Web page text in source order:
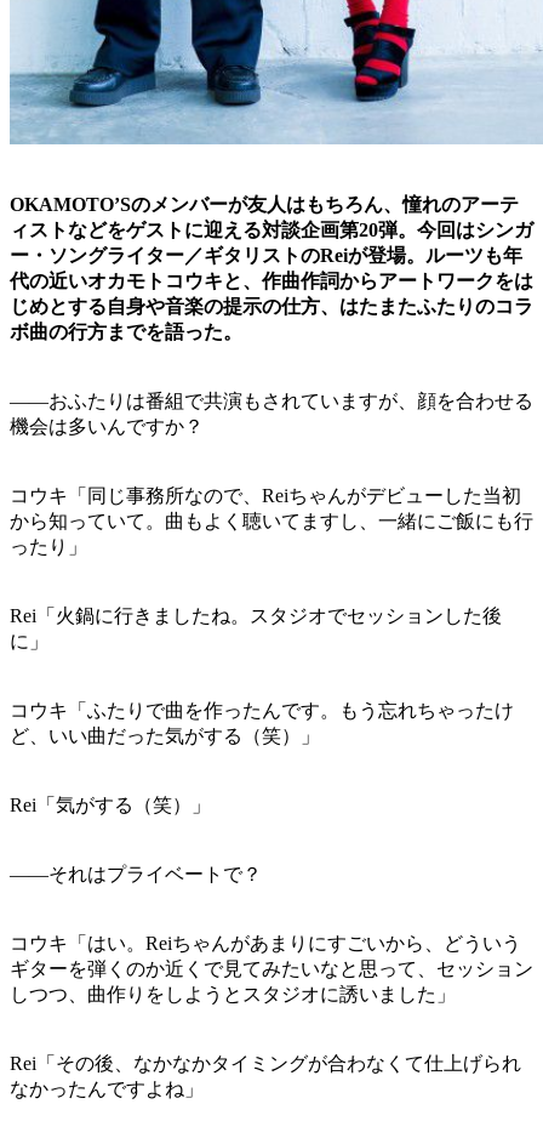
OKAMOTO’Sのメンバーが友人はもちろん、憧れのアーテ
ィストなどをゲストに迎える対談企画第20弾。今回はシンガ
ー・ソングライター／ギタリストのReiが登場。ルーツも年
代の近いオカモトコウキと、作曲作詞からアートワークをは
じめとする自身や音楽の提示の仕方、はたまたふたりのコラ
ボ曲の行方までを語った。
——おふたりは番組で共演もされていますが、顔を合わせる
機会は多いんですか？
コウキ「同じ事務所なので、Reiちゃんがデビューした当初
から知っていて。曲もよく聴いてますし、一緒にご飯にも行
ったり」
Rei「火鍋に行きましたね。スタジオでセッションした後
に」
コウキ「ふたりで曲を作ったんです。もう忘れちゃったけ
ど、いい曲だった気がする（笑）」
Rei「気がする（笑）」
——それはプライベートで？
コウキ「はい。Reiちゃんがあまりにすごいから、どういう
ギターを弾くのか近くで見てみたいなと思って、セッション
しつつ、曲作りをしようとスタジオに誘いました」
Rei「その後、なかなかタイミングが合わなくて仕上げられ
なかったんですよね」